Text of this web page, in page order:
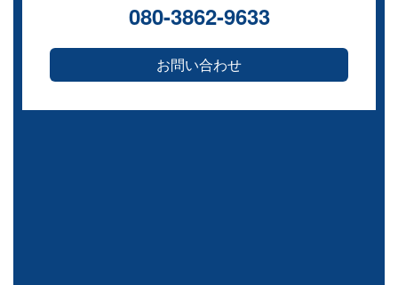
080-3862-9633
お問い合わせ